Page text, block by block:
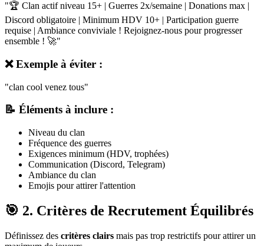
"🏆 Clan actif niveau 15+ | Guerres 2x/semaine | Donations max |
Discord obligatoire | Minimum HDV 10+ | Participation guerre
requise | Ambiance conviviale ! Rejoignez-nous pour progresser
ensemble ! 🚀"
❌ Exemple à éviter :
"clan cool venez tous"
📝 Éléments à inclure :
Niveau du clan
Fréquence des guerres
Exigences minimum (HDV, trophées)
Communication (Discord, Telegram)
Ambiance du clan
Emojis pour attirer l'attention
🎯 2. Critères de Recrutement Équilibrés
Définissez des critères clairs mais pas trop restrictifs pour attirer un